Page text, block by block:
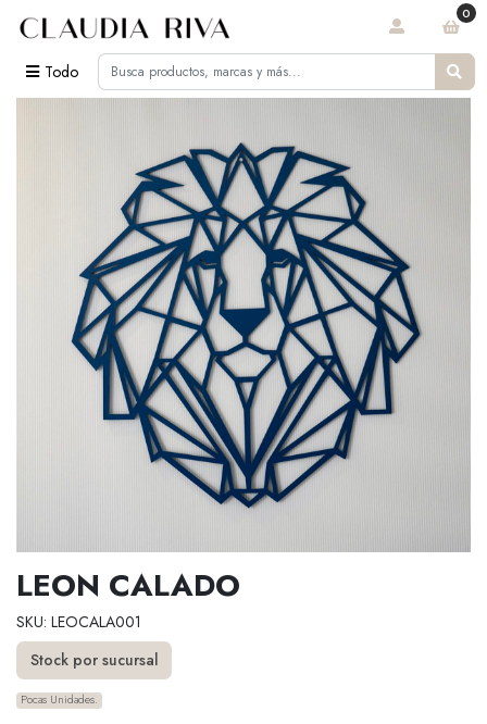
Todo
0
LEON CALADO
SKU: LEOCALA001
Stock por sucursal
Pocas Unidades.